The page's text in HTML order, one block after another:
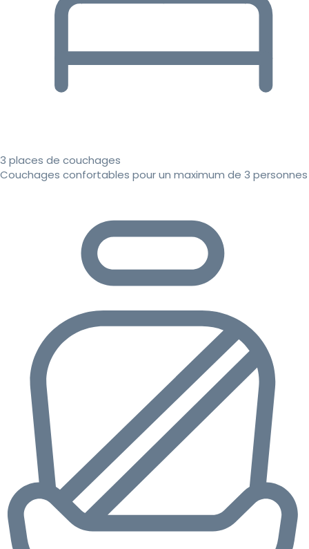
3 places de couchages
Couchages confortables pour un maximum de 3 personnes